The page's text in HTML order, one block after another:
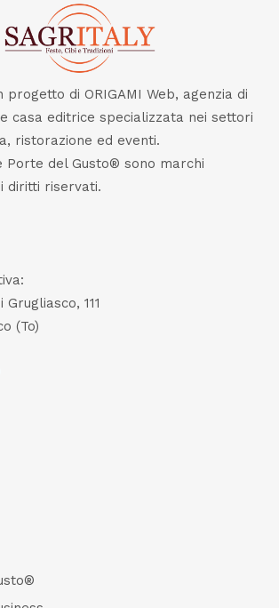
progetto di ORIGAMI Web, agenzia di
casa editrice specializzata nei settori
ristorazione ed eventi.
Porte del Gusto® sono marchi
diritti riservati.
111
(To)